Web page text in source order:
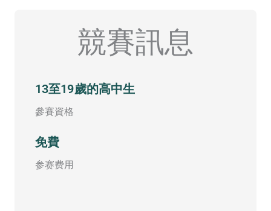
競賽訊息
13至19歲的高中生
參賽資格
免費
参赛费用